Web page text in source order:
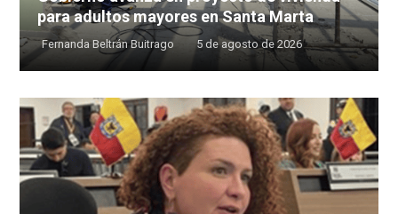
para adultos mayores en Santa Marta
Fernanda Beltrán Buitrago 5 de agosto de 2026